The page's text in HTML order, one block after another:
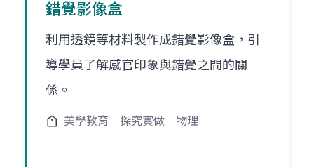
錯覺影像盒
利用透鏡等材料製作成錯覺影像盒，引
導學員了解感官印象與錯覺之間的關
係。
美學教育 探究實做 物理